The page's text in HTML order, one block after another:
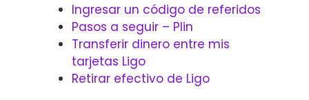
Ingresar un código de referidos
Pasos a seguir – Plin
Transferir dinero entre mis
tarjetas Ligo
Retirar efectivo de Ligo